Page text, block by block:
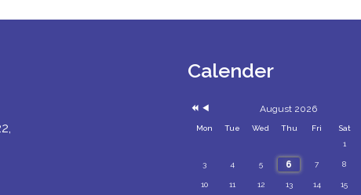
Calender
August 2026
Mon Tue Wed Thu Fri Sat
1
3 4 5 6 7 8
10 11 12 13 14 15